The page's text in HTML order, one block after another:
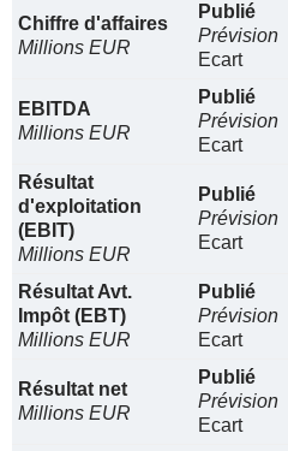
Chiffre d'affaires
Millions EUR
Publié
Prévision
Ecart
EBITDA
Millions EUR
Publié
Prévision
Ecart
Résultat
d'exploitation
(EBIT)
Millions EUR
Publié
Prévision
Ecart
Résultat Avt.
Impôt (EBT)
Millions EUR
Publié
Prévision
Ecart
Résultat net
Millions EUR
Publié
Prévision
Ecart